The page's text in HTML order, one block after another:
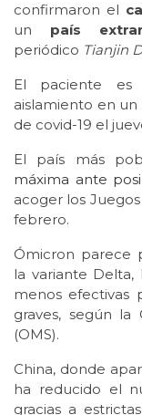
confirmaron el
un país
periódico Tianjin
El paciente es
aislamiento en
de covid-19 el
El país más
máxima ante
acoger los
febrero.
Ómicron parece
la variante Delta,
menos efectivas
graves, según la
(OMS).
China, donde
ha reducido el
gracias a